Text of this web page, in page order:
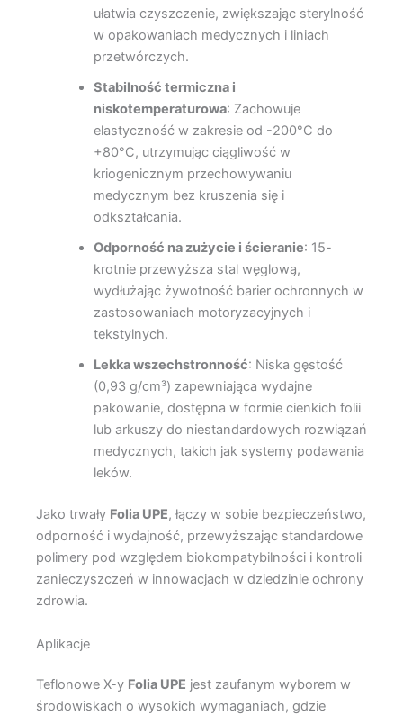
ułatwia czyszczenie, zwiększając sterylność
w opakowaniach medycznych i liniach
przetwórczych.
Stabilność termiczna i
niskotemperaturowa: Zachowuje
elastyczność w zakresie od -200°C do
+80°C, utrzymując ciągliwość w
kriogenicznym przechowywaniu
medycznym bez kruszenia się i
odkształcania.
Odporność na zużycie i ścieranie: 15-
krotnie przewyższa stal węglową,
wydłużając żywotność barier ochronnych w
zastosowaniach motoryzacyjnych i
tekstylnych.
Lekka wszechstronność: Niska gęstość
(0,93 g/cm³) zapewniająca wydajne
pakowanie, dostępna w formie cienkich folii
lub arkuszy do niestandardowych rozwiązań
medycznych, takich jak systemy podawania
leków.
Jako trwały Folia UPE, łączy w sobie bezpieczeństwo,
odporność i wydajność, przewyższając standardowe
polimery pod względem biokompatybilności i kontroli
zanieczyszczeń w innowacjach w dziedzinie ochrony
zdrowia.
Aplikacje
Teflonowe X-y Folia UPE jest zaufanym wyborem w
środowiskach o wysokich wymaganiach, gdzie